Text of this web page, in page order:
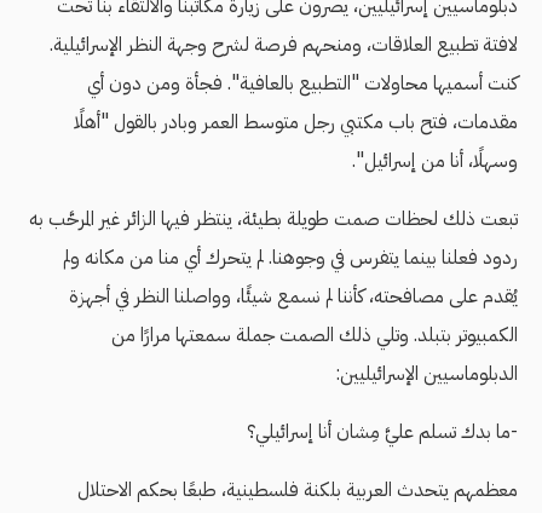
دبلوماسيين إسرائيليين، يصرون على زيارة مكاتبنا والالتقاء بنا تحت
لافتة تطبيع العلاقات، ومنحهم فرصة لشرح وجهة النظر الإسرائيلية.
كنت أسميها محاولات "التطبيع بالعافية". فجأة ومن دون أي
مقدمات، فتح باب مكتبي رجل متوسط العمر وبادر بالقول "أهلًا
وسهلًا، أنا من إسرائيل".
تبعت ذلك لحظات صمت طويلة بطيئة، ينتظر فيها الزائر غير المرحَّب به
ردود فعلنا بينما يتفرس في وجوهنا. لم يتحرك أي منا من مكانه ولم
يُقدم على مصافحته، كأننا لم نسمع شيئًا، وواصلنا النظر في أجهزة
الكمبيوتر بتبلد. وتلي ذلك الصمت جملة سمعتها مرارًا من
الدبلوماسيين الإسرائيليين:
-ما بدك تسلم عليَّ مِشان أنا إسرائيلي؟
معظمهم يتحدث العربية بلكنة فلسطينية، طبعًا بحكم الاحتلال